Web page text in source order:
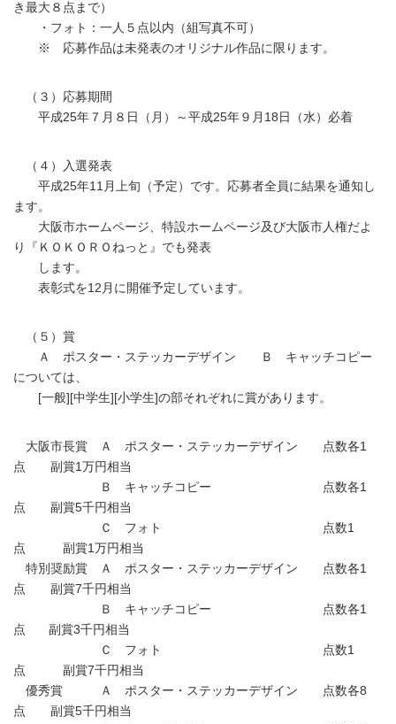
き最大８点まで）
・フォト：一人５点以内（組写真不可）
※ 応募作品は未発表のオリジナル作品に限ります。
（３）応募期間
平成25年７月８日（月）～平成25年９月18日（水）必着
（４）入選発表
平成25年11月上旬（予定）です。応募者全員に結果を通知し
ます。
大阪市ホームページ、特設ホームページ及び大阪市人権だよ
り『ＫＯＫＯＲＯねっと』でも発表
します。
表彰式を12月に開催予定しています。
（５）賞
Ａ ポスター・ステッカーデザイン Ｂ キャッチコピー
については、
[一般][中学生][小学生]の部それぞれに賞があります。
大阪市長賞 Ａ ポスター・ステッカーデザイン 点数各1
点 副賞1万円相当
Ｂ キャッチコピー 点数各1
点 副賞5千円相当
Ｃ フォト 点数1
点 副賞1万円相当
特別奨励賞 Ａ ポスター・ステッカーデザイン 点数各1
点 副賞7千円相当
Ｂ キャッチコピー 点数各1
点 副賞3千円相当
Ｃ フォト 点数1
点 副賞7千円相当
優秀賞 Ａ ポスター・ステッカーデザイン 点数各8
点 副賞5千円相当